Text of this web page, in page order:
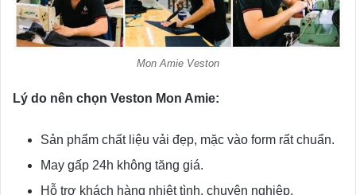
Mon Amie Veston
Lý do nên chọn Veston Mon Amie:
Sản phẩm chất liệu vải đẹp, mặc vào form rất chuẩn.
May gấp 24h không tăng giá.
Hỗ trợ khách hàng nhiệt tình, chuyên nghiệp.